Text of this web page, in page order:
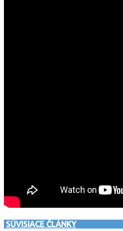
SÚVISIACE ČLÁNKY